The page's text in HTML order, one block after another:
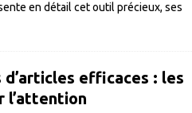
en détail cet outil précieux, ses
efficaces : les
l’attention